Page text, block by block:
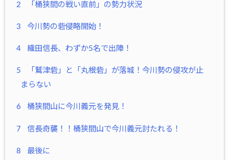
2 「桶狭間の戦い直前」の勢力状況
3 今川勢の砦侵略開始！
4 織田信長、わずか5名で出陣！
5
「鷲津砦」と「丸根砦」が落城！今川勢の侵攻が止
まらない
6 桶狭間山に今川義元を発見！
7 信長奇襲！！桶狭間山で今川義元討たれる！
8 最後に